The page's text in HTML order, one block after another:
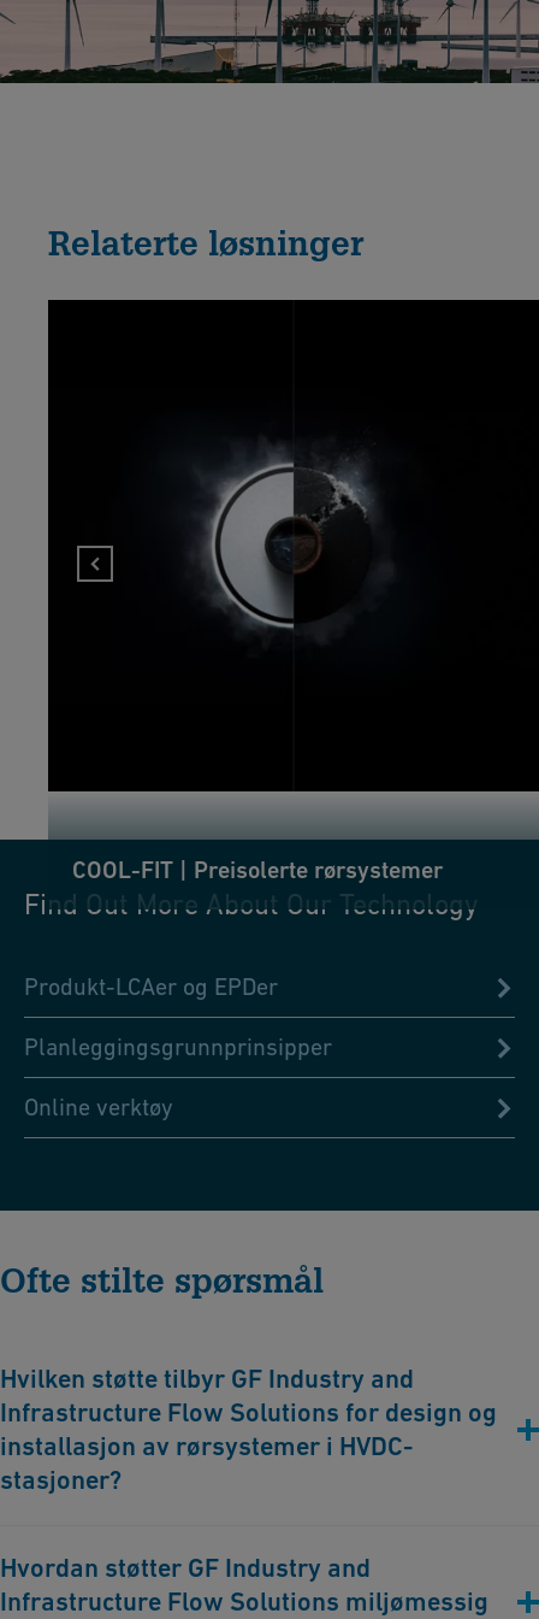
Relaterte løsninger
COOL-FIT | Preisolerte rørsystemer
Find Out More About Our Technology
Produkt-LCAer og EPDer
Planleggingsgrunnprinsipper
Online verktøy
Ofte stilte spørsmål
Hvilken støtte tilbyr GF Industry and
Infrastructure Flow Solutions for design og
installasjon av rørsystemer i HVDC-
stasjoner?
opplæring på stedet, installasjonsovervåking og teknisk
assistanse gjennom hele prosjektets livssyklus.
Hvordan støtter GF Industry and
Infrastructure Flow Solutions miljømessig